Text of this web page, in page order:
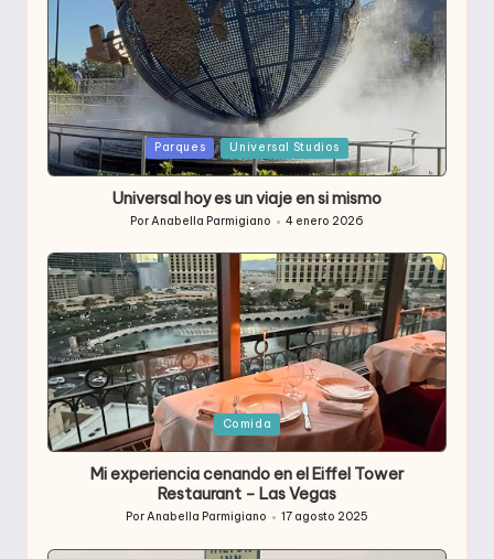
Publicada
en
Parques Universal Studios
Universal hoy es un viaje en si mismo
Publicado
por
PorAnabella Parmigiano 4 enero 2026
Publicada
en
Comida
Mi experiencia cenando en el Eiffel Tower
Restaurant – Las Vegas
PorAnabella Parmigiano 17 agosto 2025